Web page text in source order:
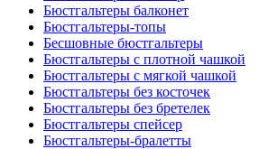
Бюстгальтеры балконет
Бюстгальтеры-топы
Бесшовные бюстгальтеры
Бюстгальтеры с плотной чашкой
Бюстгальтеры с мягкой чашкой
Бюстгальтеры без косточек
Бюстгальтеры без бретелек
Бюстгальтеры спейсер
Бюстгальтеры-бралетты